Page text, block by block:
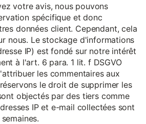
votre avis, nous pouvons
spécifique et donc
données client. Cependant, cela
nous. Le stockage d'informations
IP) est fondé sur notre intérêt
à l'art. 6 para. 1 lit. f DSGVO
les commentaires aux
le droit de supprimer les
objectés par des tiers comme
IP et e-mail collectées sont